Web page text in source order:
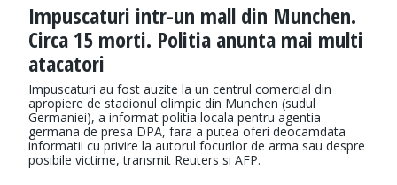
Impuscaturi intr-un mall din Munchen.
Circa 15 morti. Politia anunta mai multi
atacatori
Impuscaturi au fost auzite la un centrul comercial din
apropiere de stadionul olimpic din Munchen (sudul
Germaniei), a informat politia locala pentru agentia
germana de presa DPA, fara a putea oferi deocamdata
informatii cu privire la autorul focurilor de arma sau despre
posibile victime, transmit Reuters si AFP.